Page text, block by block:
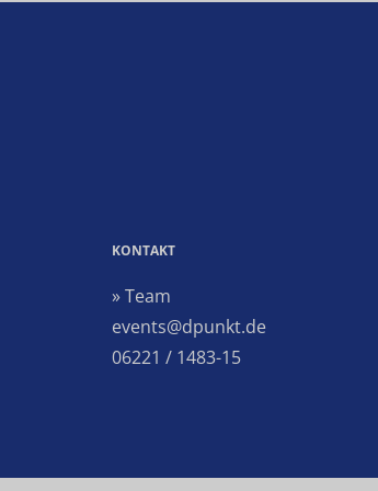
KONTAKT
» Team
events@dpunkt.de
06221 / 1483-15